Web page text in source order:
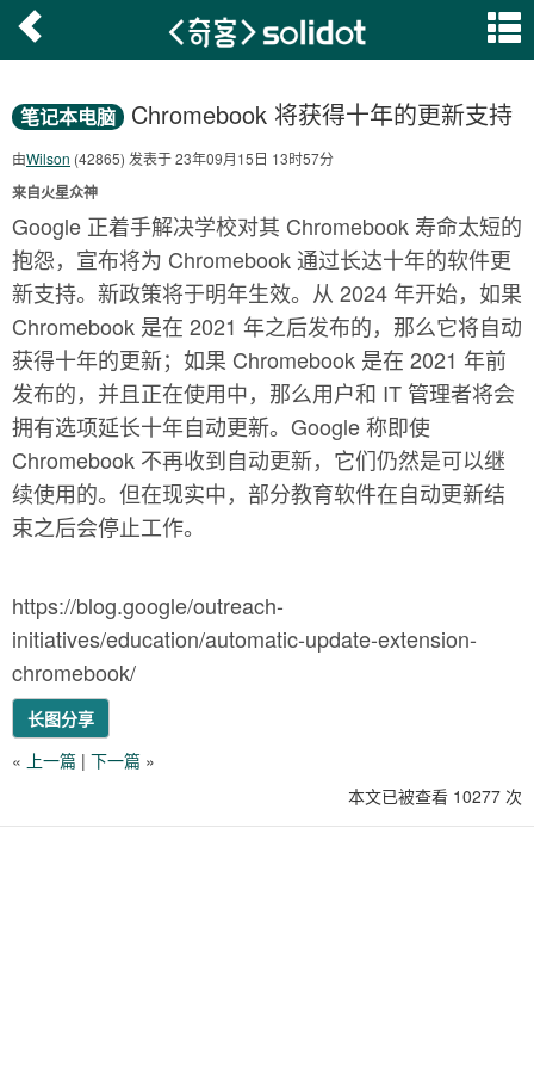
笔记本电脑 Chromebook 将获得十年的更新支持
由Wilson (42865) 发表于 23年09月15日 13时57分
来自火星众神
Google 正着手解决学校对其 Chromebook 寿命太短的
抱怨，宣布将为 Chromebook 通过长达十年的软件更
新支持。新政策将于明年生效。从 2024 年开始，如果
Chromebook 是在 2021 年之后发布的，那么它将自动
获得十年的更新；如果 Chromebook 是在 2021 年前
发布的，并且正在使用中，那么用户和 IT 管理者将会
拥有选项延长十年自动更新。Google 称即使
Chromebook 不再收到自动更新，它们仍然是可以继
续使用的。但在现实中，部分教育软件在自动更新结
束之后会停止工作。
https://blog.google/outreach-
initiatives/education/automatic-update-extension-
chromebook/
长图分享
« 上一篇 | 下一篇 »
本文已被查看 10277 次